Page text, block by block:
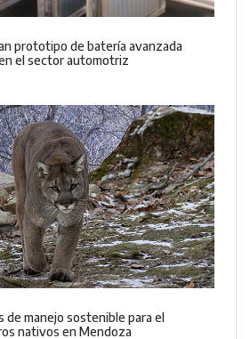
prototipo de batería avanzada
el sector automotriz
de manejo sostenible para el
nativos en Mendoza